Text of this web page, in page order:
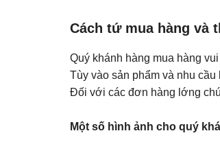
Cách tứ mua hàng và
Quý khánh hàng mua hàng
Tùy vào sản phẩm và nhu
Đối với các đơn hàng lớng
Một số hình ảnh cho quý